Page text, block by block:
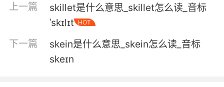
5. Please. I welcome all questions about the
skeletal system.
请问 任何骨骼问题我都不吝赐教的
上一篇
skillet是什么意思_skillet怎么读_音标
ˈskɪlɪt
HOT
下一篇
skein是什么意思_skein怎么读_音标
skeɪn